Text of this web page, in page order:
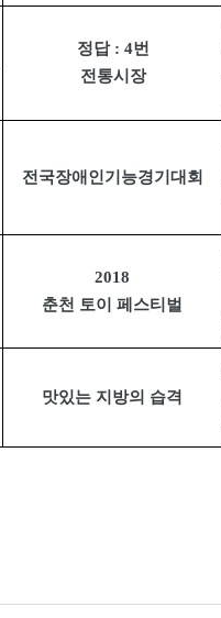
정답 : 4번
전통시장
전국장애인기능경기대회
2018
춘천 토이 페스티벌
맛있는 지방의 습격